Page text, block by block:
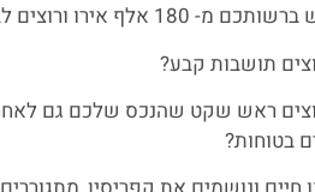
180 אלף אירו ורוצים לבדוק איך למקסם אותם?
תושבות קבע?
ראש שקט שהנכס שלכם גם לאחר
בטוחות?